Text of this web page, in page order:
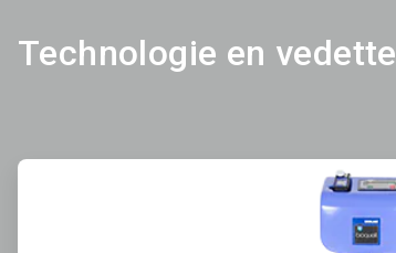
Technologie en vedette
ArticleTile